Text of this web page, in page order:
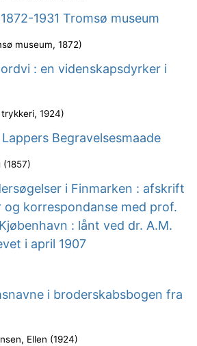
1931 Tromsø museum
museum, 1872)
: en videnskapsdyrker i
trykkeri, 1924)
Begravelsesmaade
(1857)
i Finmarken : afskrift
korrespondanse med prof.
: lånt ved dr. A.M.
i april 1907
i broderskabsbogen fra
Ellen (1924)